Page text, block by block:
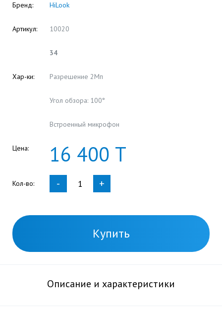
Бренд: HiLook
Артикул: 10020
34
Хар-ки: Разрешение 2Мп
Угол обзора: 100°
Встроенный микрофон
Цена: 16 400 Т
Кол-во: - +
Купить
Описание и характеристики